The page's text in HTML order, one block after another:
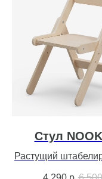
Стул
Растущий